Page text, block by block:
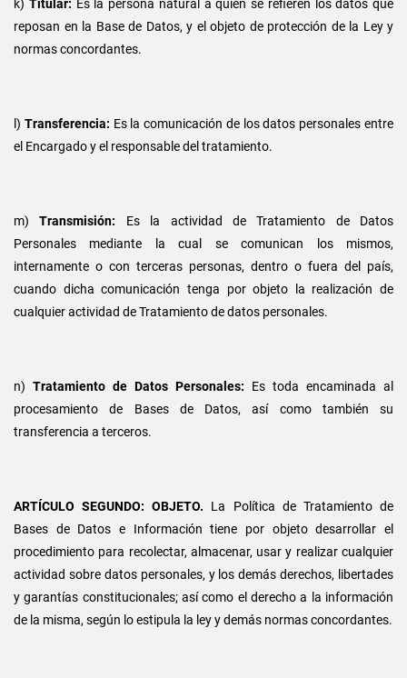
k) Titular: Es la persona natural a quien se refieren los datos que
reposan en la Base de Datos, y el objeto de protección de la Ley y
normas concordantes.
l) Transferencia: Es la comunicación de los datos personales entre
el Encargado y el responsable del tratamiento.
m)Transmisión: Es la actividad de Tratamiento de Datos
Personales mediante la cual se comunican los mismos,
internamente o con terceras personas, dentro o fuera del país,
cuando dicha comunicación tenga por objeto la realización de
cualquier actividad de Tratamiento de datos personales.
n) Tratamiento de Datos Personales: Es toda encaminada al
procesamiento de Bases de Datos, así como también su
transferencia a terceros.
ARTÍCULO SEGUNDO: OBJETO. La Política de Tratamiento de
Bases de Datos e Información tiene por objeto desarrollar el
procedimiento para recolectar, almacenar, usar y realizar cualquier
actividad sobre datos personales, y los demás derechos, libertades
y garantías constitucionales; así como el derecho a la información
de la misma, según lo estipula la ley y demás normas concordantes.